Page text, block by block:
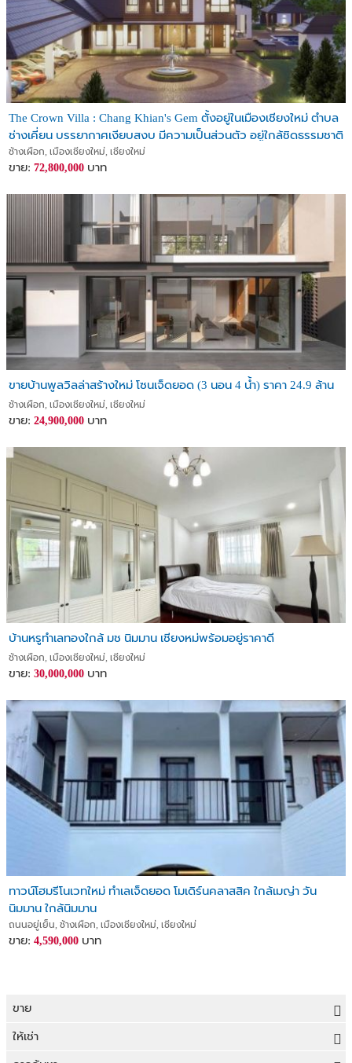
The Crown Villa : Chang Khian's Gem ตั้งอยู่ในเมืองเชียงใหม่ ตำบล
ช่างเคี่ยน บรรยากาศเงียบสงบ มีความเป็นส่วนตัว อยู่ใกล้ชิดธรรมชาติ
เดินทางสะดวก
ช้างเผือก, เมืองเชียงใหม่, เชียงใหม่
ขาย: 72,800,000 บาท
ขายบ้านพูลวิลล่าสร้างใหม่ โซนเจ็ดยอด (3 นอน 4 น้ำ) ราคา 24.9 ล้าน
ช้างเผือก, เมืองเชียงใหม่, เชียงใหม่
ขาย: 24,900,000 บาท
บ้านหรูทำเลทองใกล้ มช นิมมาน เชียงหม่พร้อมอยู่ราคาดี
ช้างเผือก, เมืองเชียงใหม่, เชียงใหม่
ขาย: 30,000,000 บาท
ทาวน์โฮมรีโนเวทใหม่ ทำเลเจ็ดยอด โมเดิร์นคลาสสิค ใกล้เมญ่า วัน
นิมมาน ใกล้นิมมาน
ถนนอยู่เย็น, ช้างเผือก, เมืองเชียงใหม่, เชียงใหม่
ขาย: 4,590,000 บาท
ขาย
ขายที่ดิน
ให้เช่า